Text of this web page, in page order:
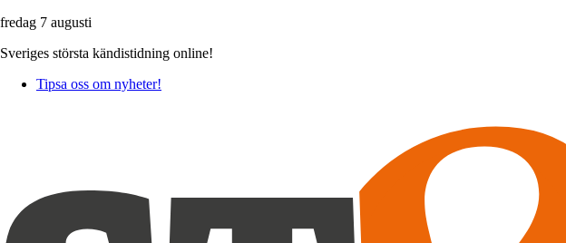
fredag 7 augusti
Sveriges största kändistidning online!
Tipsa oss om nyheter!